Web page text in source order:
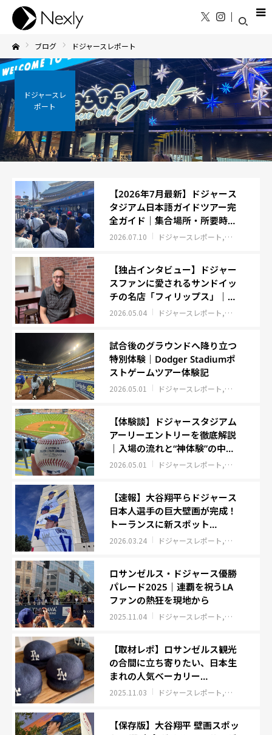
ブログ ドジャースレポート
ドジャースレ
ポート
【2026年7月最新】ドジャース
タジアム日本語ガイドツアー完
全ガイド｜集合場所・所要時
間・見どころ徹底レポート
2026.07.10 ドジャースレポート ロサンゼルス
【独占インタビュー】ドジャー
スファンに愛されるサンドイッ
チの名店「フィリップス」｜フ
レンチディップ発祥のロサンゼ
2026.05.04 ドジャースレポート グルメ
試合後のグラウンドへ降り立つ
特別体験｜Dodger Stadiumポ
ストゲームツアー体験記
2026.05.01 ドジャースレポート ロサンゼルス
【体験談】ドジャースタジアム
アーリーエントリーを徹底解説
｜入場の流れと“神体験”の中身
とは？
2026.05.01 ドジャースレポート ロサンゼルス
【速報】大谷翔平らドジャース
日本人選手の巨大壁画が完成！
トーランスに新スポット
「Samurai of the Diamond」
2026.03.24 ドジャースレポート ロサンゼルス
ロサンゼルス・ドジャース優勝
パレード2025｜連覇を祝うLA
ファンの熱狂を現地から
2025.11.04 ドジャースレポート ロサンゼルス
【取材レポ】ロサンゼルス観光
の合間に立ち寄りたい、日本生
まれの人気ベーカリー
「Okayama Kobo Bakery &
2025.11.03 ドジャースレポート グルメ
【保存版】大谷翔平 壁画スポッ